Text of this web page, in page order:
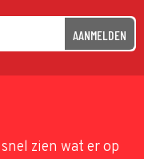
AANMELDEN
zien wat er op